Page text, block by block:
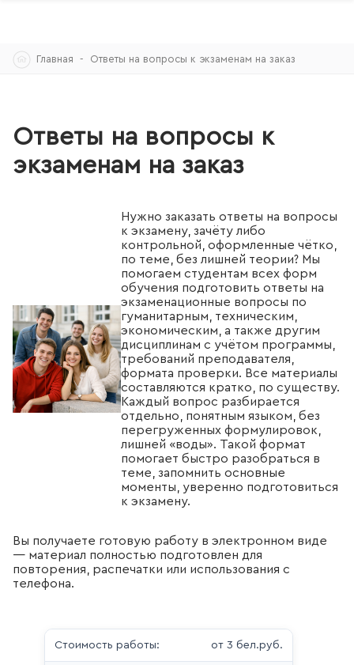
Skip
Главная Ответы на вопросы к экзаменам на заказ
Ответы на вопросы к
экзаменам на заказ
Нужно заказать ответы на вопросы
к экзамену, зачёту либо
контрольной, оформленные чётко,
по теме, без лишней теории? Мы
помогаем студентам всех форм
обучения подготовить ответы на
экзаменационные вопросы по
гуманитарным, техническим,
экономическим, а также другим
дисциплинам с учётом программы,
требований преподавателя,
формата проверки. Все материалы
составляются кратко, по существу.
Каждый вопрос разбирается
отдельно, понятным языком, без
перегруженных формулировок,
лишней «воды». Такой формат
помогает быстро разобраться в
теме, запомнить основные
моменты, уверенно подготовиться
к экзамену.
Вы получаете готовую работу в электронном виде
— материал полностью подготовлен для
повторения, распечатки или использования с
телефона.
Стоимость работы: от 3 бел.руб.